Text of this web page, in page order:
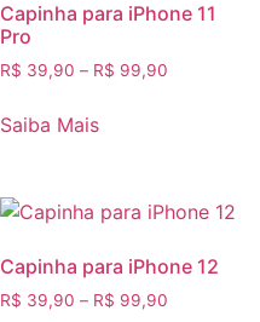
Capinha para iPhone 11
Pro
R$ 39,90 – R$ 99,90
Saiba Mais
Capinha para iPhone 12
R$ 39,90 – R$ 99,90